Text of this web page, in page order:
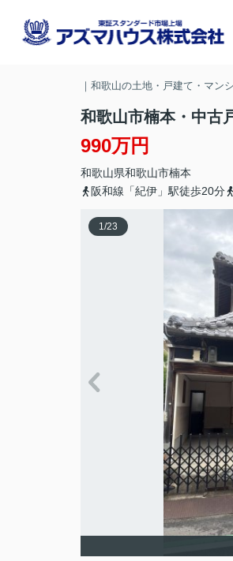
｜和歌山の土地・戸建て・マン
和歌山市楠本・中古
990万円
和歌山県和歌山市楠本
阪和線「紀伊」駅徒歩20分
1 /23